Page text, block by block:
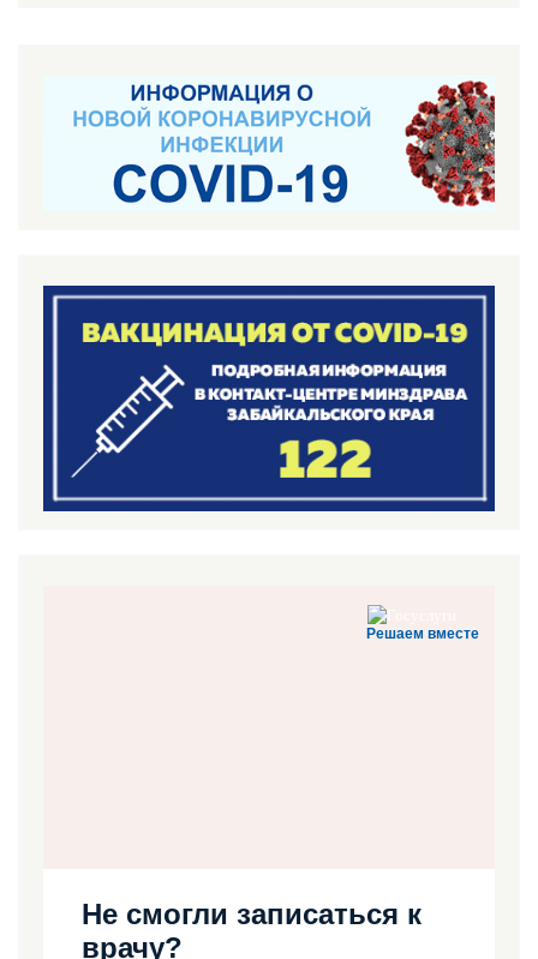
Решаем вместе
Не смогли записаться к
врачу?